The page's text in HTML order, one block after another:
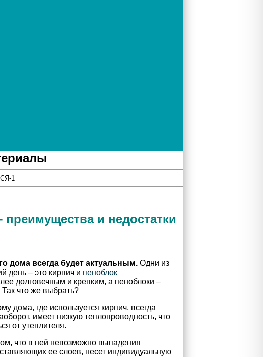
1
и недостатки
дома всегда будет актуальным. Одни из
день – это кирпич и пеноблок
долговечным и крепким, а пеноблоки –
что же выбрать?
дома, где используется кирпич, всегда
имеет низкую теплопроводность, что
от утеплителя.
что в ней невозможно выпадения
ее слоев, несет индивидуальную